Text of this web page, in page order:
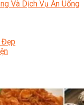
Và Dịch Vụ Ăn Uống
Đẹp